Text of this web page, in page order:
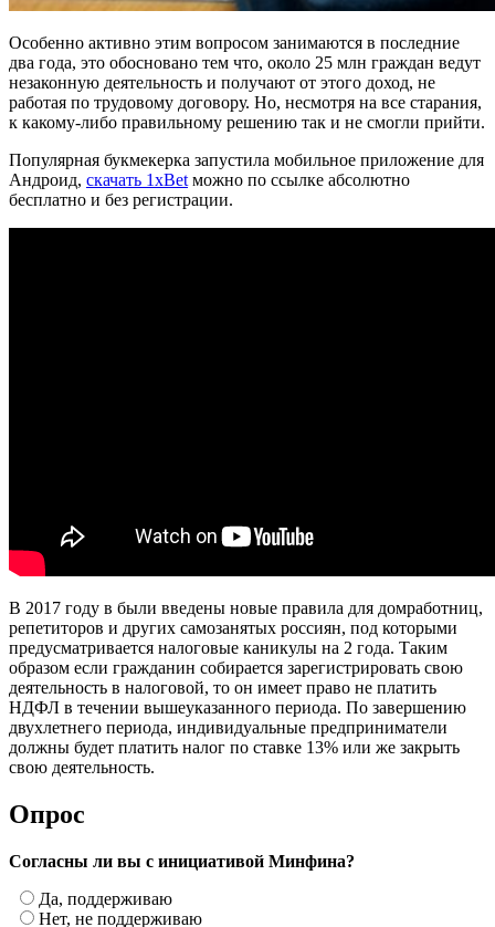
Особенно активно этим вопросом занимаются в последние
два года, это обосновано тем что, около 25 млн граждан ведут
незаконную деятельность и получают от этого доход, не
работая по трудовому договору. Но, несмотря на все старания,
к какому-либо правильному решению так и не смогли прийти.
Популярная букмекерка запустила мобильное приложение для
Андроид, скачать 1xBetможно по ссылке абсолютно
бесплатно и без регистрации.
В 2017 году в были введены новые правила для домработниц,
репетиторов и других самозанятых россиян, под которыми
предусматривается налоговые каникулы на 2 года. Таким
образом если гражданин собирается зарегистрировать свою
деятельность в налоговой, то он имеет право не платить
НДФЛ в течении вышеуказанного периода. По завершению
двухлетнего периода, индивидуальные предприниматели
должны будет платить налог по ставке 13% или же закрыть
свою деятельность.
Опрос
Согласны ли вы с инициативой Минфина?
Да, поддерживаю
Нет, не поддерживаю